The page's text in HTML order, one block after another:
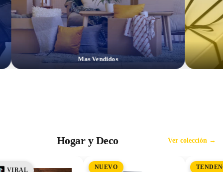
Mas Vendidos
Hogar y Deco Ver colección →
VIRAL NUEVO